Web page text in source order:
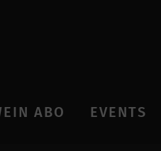
ABO EVENTS